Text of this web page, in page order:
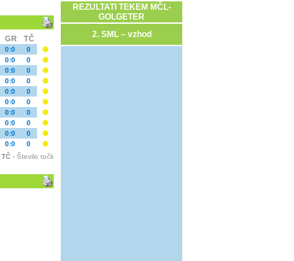
GR TČ
0:0
0
0:0
0
0:0
0
0:0
0
0:0
0
0:0
0
0:0
0
0:0
0
0:0
0
0:0
0
TČ - Število točk
REZULTATI TEKEM MČL-
GOLGETER
2. SML – vzhod